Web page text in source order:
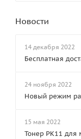
Новости
14 декабря 2022
Бесплатная
24 ноября 2022
Новый режим
15 мая 2022
Тонер PK11